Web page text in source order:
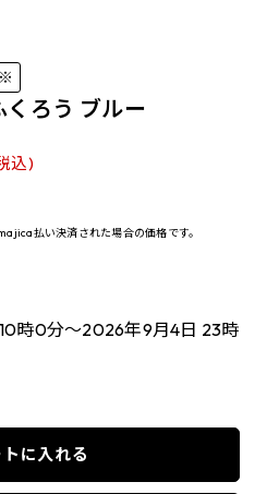
ろう ブルー
込)
払い決済された場合の価格です。
時0分～2026年9月4日 23時
に入れる